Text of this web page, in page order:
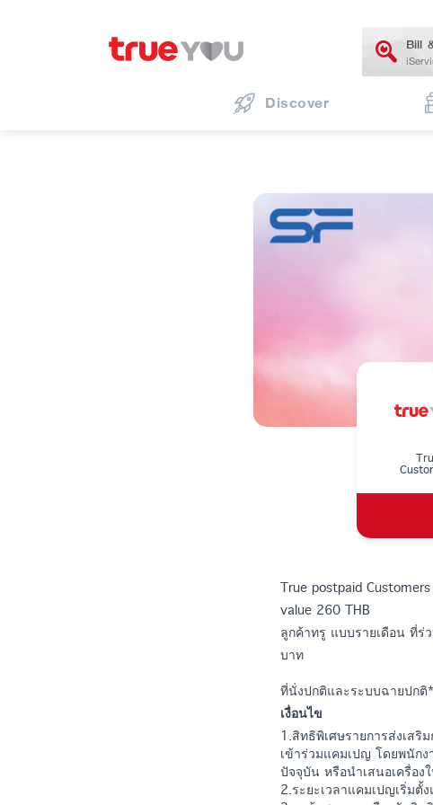
Bill
Discover
True postpaid
value 260 THB
ลูกค้าทรู แบบรายเดือน ที่ร่
บาท
ที่นั่งปกติและระบบฉายปกติ*
เงื่อนไข
1.สิทธิพิเศษรายการส่งเส
เข้าร่วมแคมเปญ โดยพนัก
ปัจจุบัน หรือนำเสนอเครื่อง
2.ระยะเวลาแคมเปญเริ่ม